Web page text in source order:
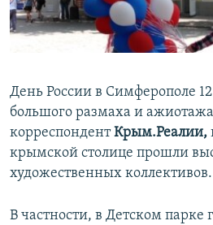
ПОБЕДИТЕЛЕЙ НЕ СУДЯТ?
КРЫМ.НЕПОКОРЕННЫЙ
УКРАИНСКАЯ ПРОБЛЕМА КРЫМА
ПРИСОЕДИНЯЙТЕСЬ!
Все сайты RFE/RL
День России в Симферополе
большого размаха и
корреспондентКрым.Реалии,
крымской столице прошли
художественных коллективов.
В частности, в Детском парке